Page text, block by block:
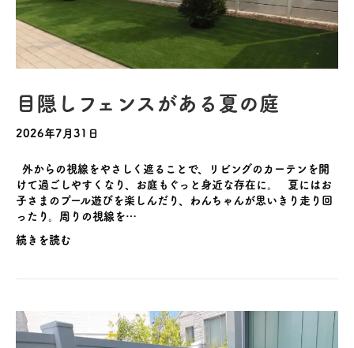
目隠しフェンスがある夏の庭
2026年7月31日
外からの視線をやさしく遮ることで、リビングのカーテンを開
けて過ごしやすくなり、お庭もぐっと身近な存在に。 夏にはお
子さまのプール遊びを楽しんだり、わんちゃんが思いきり走り回
ったり。周りの視線を…
続きを読む